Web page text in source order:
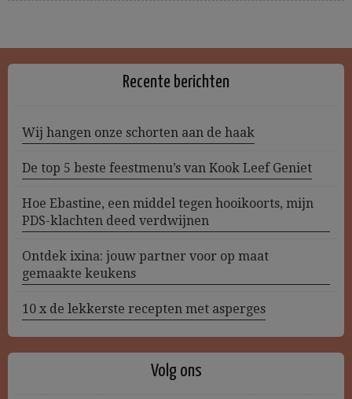
Recente berichten
Wij hangen onze schorten aan de haak
De top 5 beste feestmenu’s van Kook Leef Geniet
Hoe Ebastine, een middel tegen hooikoorts, mijn
PDS-klachten deed verdwijnen
Ontdek ixina: jouw partner voor op maat
gemaakte keukens
10 x de lekkerste recepten met asperges
Volg ons